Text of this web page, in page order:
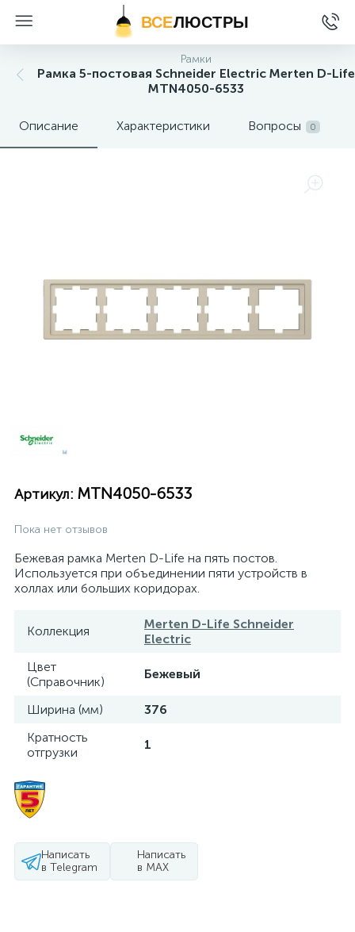
ВСЕЛЮСТРЫ
Рамки
Рамка 5-постовая Schneider Electric Merten D-Life
MTN4050-6533
Описание Характеристики Вопросы 0
Артикул: MTN4050-6533
Пока нет отзывов
Бежевая рамка Merten D-Life на пять постов.
Используется при объединении пяти устройств в
холлах или больших коридорах.
Коллекция
Merten D-Life Schneider
Electric
Цвет
(Справочник)
Бежевый
Ширина (мм)
376
Кратность
отгрузки
1
Написать
в Telegram
Написать
в MAX